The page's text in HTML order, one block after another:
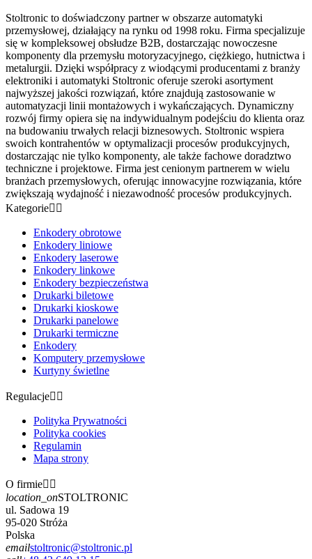
Stoltronic to doświadczony partner w obszarze automatyki
przemysłowej, działający na rynku od 1998 roku. Firma specjalizuje
się w kompleksowej obsłudze B2B, dostarczając nowoczesne
komponenty dla przemysłu motoryzacyjnego, ciężkiego, hutnictwa i
metalurgii. Dzięki współpracy z wiodącymi producentami z branży
elektroniki i automatyki Stoltronic oferuje szeroki asortyment
najwyższej jakości rozwiązań, które znajdują zastosowanie w
automatyzacji linii montażowych i wykańczających. Dynamiczny
rozwój firmy opiera się na indywidualnym podejściu do klienta oraz
na budowaniu trwałych relacji biznesowych. Stoltronic wspiera
swoich kontrahentów w optymalizacji procesów produkcyjnych,
dostarczając nie tylko komponenty, ale także fachowe doradztwo
techniczne i projektowe. Firma jest cenionym partnerem w wielu
branżach przemysłowych, oferując innowacyjne rozwiązania, które
zwiększają wydajność i niezawodność procesów produkcyjnych.
Kategorie 
Enkodery obrotowe
Enkodery liniowe
Enkodery laserowe
Enkodery linkowe
Enkodery bezpieczeństwa
Drukarki biletowe
Drukarki kioskowe
Drukarki panelowe
Drukarki termiczne
Enkodery
Komputery przemysłowe
Kurtyny świetlne
Regulacje 
Polityka Prywatności
Polityka cookies
Regulamin
Mapa strony
O firmie 
location_onSTOLTRONIC
ul. Sadowa 19
95-020 Stróża
Polska
emailstoltronic@stoltronic.pl